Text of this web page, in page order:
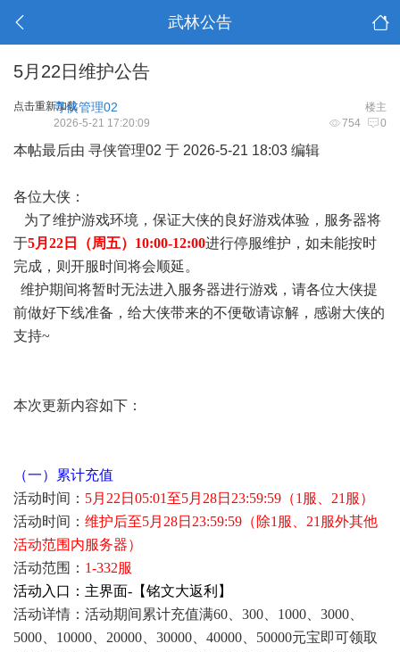
武林公告
5月22日维护公告
点击重新加载 楼主
寻侠管理02
754 0
2026-5-21 17:20:09
本帖最后由 寻侠管理02 于 2026-5-21 18:03 编辑
各位大侠：
为了维护游戏环境，保证大侠的良好游戏体验，服务器将
于5月22日（周五）10:00-12:00进行停服维护，如未能按时
完成，则开服时间将会顺延。
维护期间将暂时无法进入服务器进行游戏，请各位大侠提
前做好下线准备，给大侠带来的不便敬请谅解，感谢大侠的
支持~
本次更新内容如下：
（一）累计充值
活动时间： 5月22日05:01至5月28日23:59:59（1服、21服）
活动时间： 维护后至5月28日23:59:59（除1服、21服外其他
活动范围内服务器）
活动范围： 1-332服
活动入口：主界面-【铭文大返利】
活动详情：活动期间累计充值满60、300、1000、3000、
5000、10000、20000、30000、40000、50000元宝即可领取